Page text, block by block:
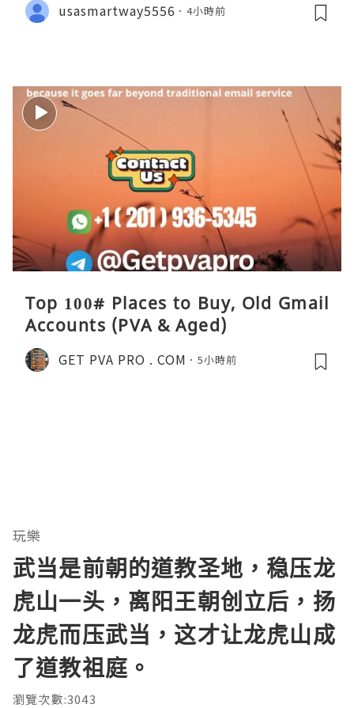
usasmartway5556 4小時前
Top 100# Places to Buy, Old Gmail
Accounts (PVA & Aged)
GET PVA PRO . COM 5小時前
玩樂
武当是前朝的道教圣地，稳压龙
虎山一头，离阳王朝创立后，扬
龙虎而压武当，这才让龙虎山成
了道教祖庭。
瀏覽次數:3043